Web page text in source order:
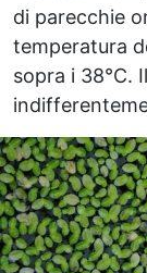
di parecchie
temperatura
sopra i 38°C.